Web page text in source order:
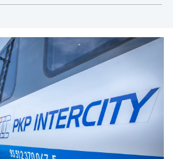
aspektach związanych z
socjalną.